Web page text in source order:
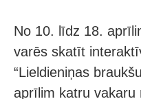
No 10. līdz 18.
varēs skatīt
“Lieldieniņas
aprīlim katru vakaru